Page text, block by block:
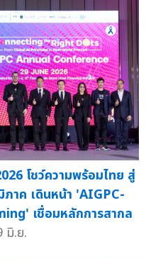
โชว์ความพร้อมไทย สู่
าค เดินหน้า 'AIGPC-
เชื่อมหลักการสากล
มิ.ย.